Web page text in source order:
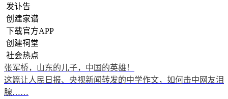
发讣告
创建家谱
下载官方APP
创建祠堂
社会热点
张军桥，山东的儿子，中国的英雄！
这篇让人民日报、央视新闻转发的中学作文，如何击中网友泪
腺……